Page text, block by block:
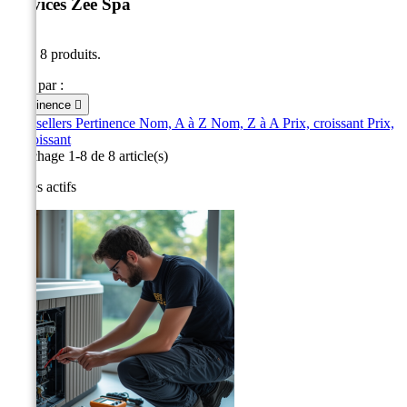
Services Zee Spa
Il y a 8 produits.
Trier par :
Pertinence 
Best sellers Pertinence Nom, A à Z Nom, Z à A Prix, croissant Prix,
décroissant
Affichage 1-8 de 8 article(s)
Filtres actifs